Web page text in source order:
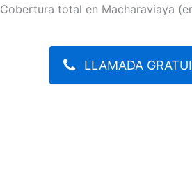
Cobertura total en Macharaviaya
LLAMADA